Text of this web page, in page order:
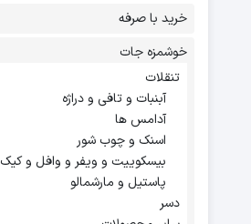
خرید با صرفه
خوشمزه جات
تنقلات
آبنبات و تافی و دراژه
آدامس ها
اسنک و چوب شور
بیسکوییت و ویفر و وافل و کیک
پاستیل و مارشمالو
دسر